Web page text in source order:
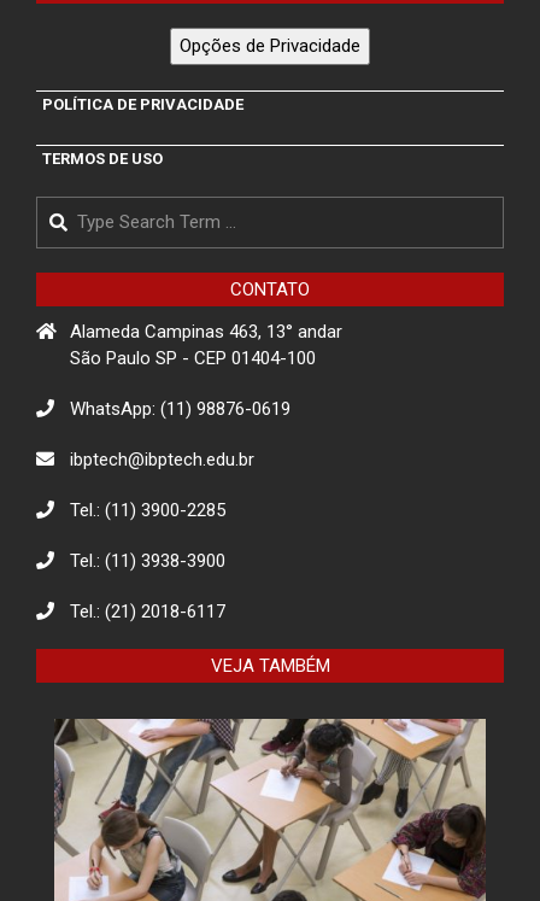
Promover Segurança na Internet
Projeto RotaTech: Promovendo a
Matarazzo
Projeto de Conscientização sobre
golpes para idosos impacta a
comunidade de Itapevi- São Paulo
Projeto Rua
Descarte Sustentável de Pilhas e
Baterias
Eco Eletrônicos: Promovendo a
Responsável
O combate à desinformação na
Opções de Privacidade
POLÍTICA DE PRIVACIDADE
TERMOS DE USO
Search
CONTATO
Alameda Campinas 463, 13° andar
São Paulo SP - CEP 01404-100
WhatsApp: (11) 98876-0619
ibptech@ibptech.edu.br
Tel.: (11) 3900-2285
Tel.: (11) 3938-3900
Tel.: (21) 2018-6117
VEJA TAMBÉM